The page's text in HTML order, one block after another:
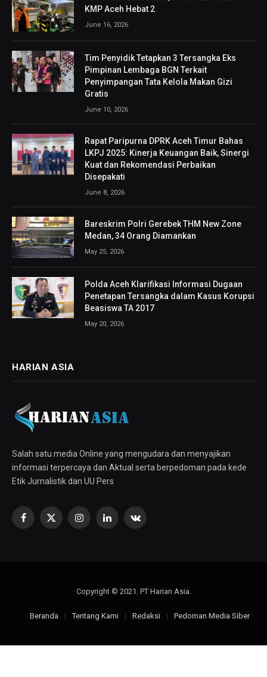
KMP Aceh Hebat 2
June 16, 2026
Tim Penyidik Tetapkan 3 Tersangka Eks
Pimpinan Lembaga BGN Terkait
Penyimpangan Tata Kelola Makan Gizi
Gratis
June 10, 2026
Rapat Paripurna DPRK Aceh Timur Bahas
LKPJ 2025: Kinerja Keuangan Baik, Sinergi
Kuat dan Rekomendasi Perbaikan
Disepakati
June 8, 2026
Bareskrim Polri Gerebek THM New Zone
Medan, 34 Orang Diamankan
May 25, 2026
Polda Aceh Klarifikasi Informasi Dugaan
Penetapan Tersangka dalam Kasus Korupsi
Beasiswa TA 2017
May 20, 2026
HARIAN ASIA
Salah satu media Online yang mengudara dan menyajikan
informasi terpercaya dan Aktual serta berpedoman pada kede
Etik Jurnalistik dan UU Pers
Facebook
X
InstagramLinkedInVKontakte
Copyright © 2021. PT Harian Asia.
Beranda Tentang Kami Redaksi Pedoman Media Siber